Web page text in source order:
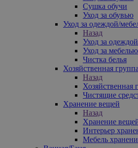
Сушка обучи
Уход за обувью
Уход за одеждой/
Назад
Уход за
Уход за
Чистка белья
Хозяйственная группа
Назад
Хозяйственная
Чистящие
Хранение вещей
Назад
Хранение
Интерьер
Мебель